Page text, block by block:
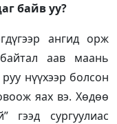
байв уу?
ангид орж
аав маань
нүүхээр болсон
яах вэ. Хөдөө
сургуулиас